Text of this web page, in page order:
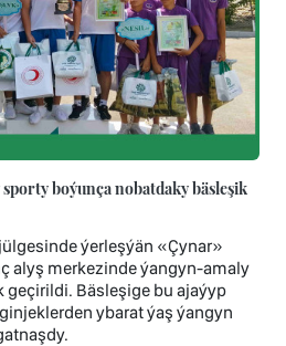
boýunça nobatdaky bäsleşik
ýerleşýän «Çynar»
alyş merkezinde ýangyn-amaly
Bäsleşige bu ajaýyp
ybarat ýaş ýangyn